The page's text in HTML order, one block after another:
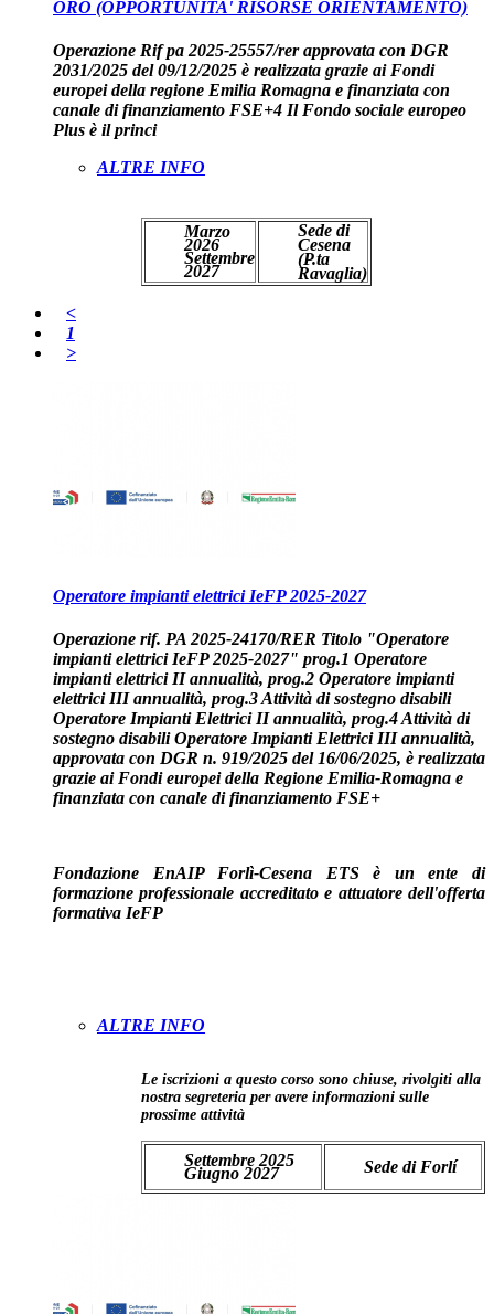
ORO (OPPORTUNITA' RISORSE ORIENTAMENTO)
Operazione Rif pa 2025-25557/rer approvata con DGR
2031/2025 del 09/12/2025 è realizzata grazie ai Fondi
europei della regione Emilia Romagna e finanziata con
canale di finanziamento FSE+4 Il Fondo sociale europeo
Plus è il princi
ALTRE INFO
Marzo
2026
Settembre
2027
Sede di
Cesena
(P.ta
Ravaglia)
<
1
>
Operatore impianti elettrici IeFP 2025-2027
Operazione rif. PA 2025-24170/RER Titolo "Operatore
impianti elettrici IeFP 2025-2027" prog.1 Operatore
impianti elettrici II annualità, prog.2 Operatore impianti
elettrici III annualità, prog.3 Attività di sostegno disabili
Operatore Impianti Elettrici II annualità, prog.4 Attività di
sostegno disabili Operatore Impianti Elettrici III annualità,
approvata con DGR n. 919/2025 del 16/06/2025, è realizzata
grazie ai Fondi europei della Regione Emilia-Romagna e
finanziata con canale di finanziamento FSE+
Fondazione EnAIP Forlì-Cesena ETS è un ente di
formazione professionale accreditato e attuatore dell'offerta
formativa IeFP
ALTRE INFO
Le iscrizioni a questo corso sono chiuse, rivolgiti alla
nostra segreteria per avere informazioni sulle
prossime attività
Settembre 2025
Giugno 2027 Sede di Forlí